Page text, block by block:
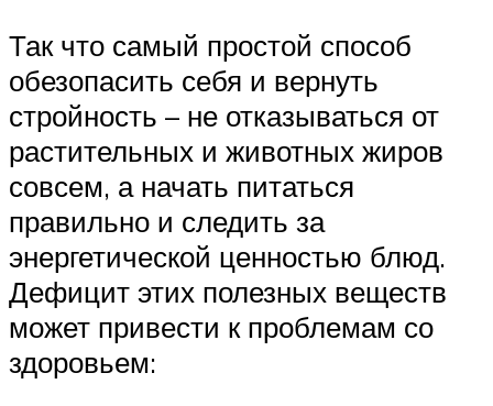
Так что самый простой способ
обезопасить себя и вернуть
стройность – не отказываться от
растительных и животных жиров
совсем, а начать питаться
правильно и следить за
энергетической ценностью блюд.
Дефицит этих полезных веществ
может привести к проблемам со
здоровьем: